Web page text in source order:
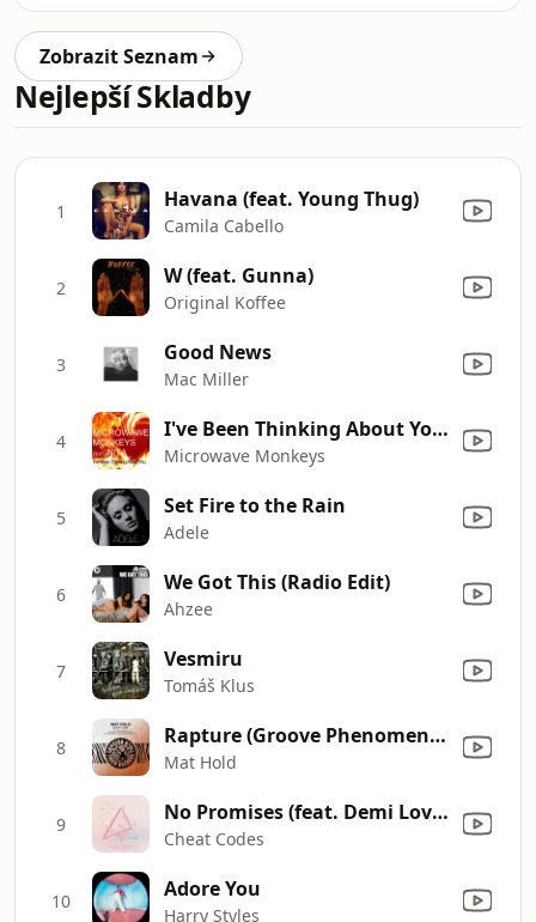
Zobrazit Seznam
Nejlepší Skladby
1 Havana (feat. Young Thug)
Camila Cabello
2 W (feat. Gunna)
Original Koffee
3 Good News
Mac Miller
4 I've Been Thinking About You (feat. Nita)
Microwave Monkeys
5 Set Fire to the Rain
Adele
6 We Got This (Radio Edit)
Ahzee
7 Vesmiru
Tomáš Klus
8 Rapture (Groove Phenomenon Mix)
Mat Hold
9 No Promises (feat. Demi Lovato) [Bassjackers Remix]
Cheat Codes
10 Adore You
Harry Styles